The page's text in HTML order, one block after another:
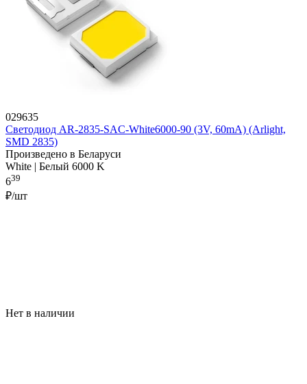
029635
Светодиод AR-2835-SAC-White6000-90 (3V, 60mA) (Arlight,
SMD 2835)
Произведено в Беларуси
White | Белый 6000 K
639
₽/шт
Нет в наличии